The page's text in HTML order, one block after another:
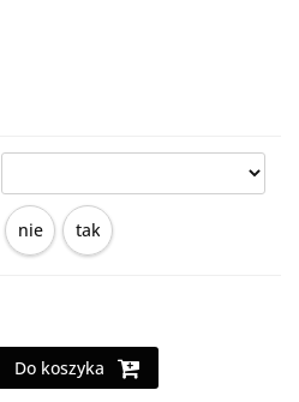
nie tak
Do koszyka